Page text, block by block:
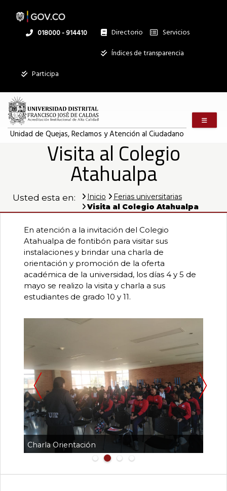
contenido
Linea
018000 - 914410 Directorio
Institucional
Servicios
Índices de transparencia
Participa
Unidad de Quejas, Reclamos y Atención al Ciudadano
Visita al Colegio
Atahualpa
Usted esta en: Inicio
Ferias universitarias
Visita al Colegio Atahualpa
En atención a la invitación del Colegio
Atahualpa de fontibón para visitar sus
instalaciones y brindar una charla de
orientación y promoción de la oferta
académica de la universidad, los días 4 y 5 de
mayo se realizo la visita y charla a sus
estudiantes de grado 10 y 11.
Charla Orientación
registros
Buscar:
Servicios
Ningún dato
disponible en
registros
Anterior
Siguiente